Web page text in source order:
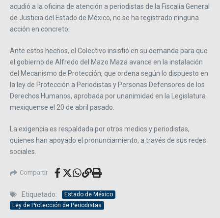
acudió a la oficina de atención a periodistas de la Fiscalía General
de Justicia del Estado de México, no se ha registrado ninguna
acción en concreto.
Ante estos hechos, el Colectivo insistió en su demanda para que
el gobierno de Alfredo del Mazo Maza avance en la instalación
del Mecanismo de Protección, que ordena según lo dispuesto en
la ley de Protección a Periodistas y Personas Defensores de los
Derechos Humanos, aprobada por unanimidad en la Legislatura
mexiquense el 20 de abril pasado.
La exigencia es respaldada por otros medios y periodistas,
quienes han apoyado el pronunciamiento, a través de sus redes
sociales.
Compartir
Etiquetado:
Estado de México
Ley de Protección de Periodistas